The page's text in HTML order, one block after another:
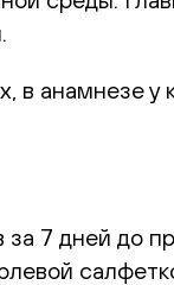
в анамнезе у
7 дней до